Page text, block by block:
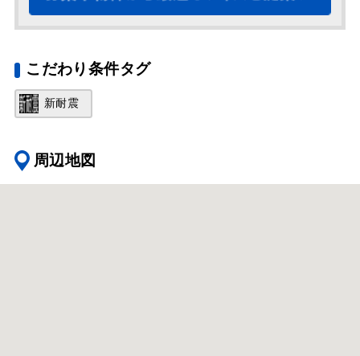
こだわり条件タグ
新耐震
周辺地図